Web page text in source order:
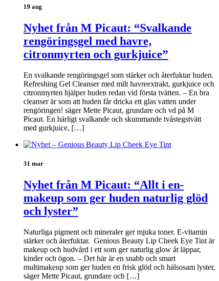
19 aug
Nyhet från M Picaut: “Svalkande
rengöringsgel med havre,
citronmyrten och gurkjuice”
En svalkande rengöringsgel som stärker och återfuktar huden.
Refreshing Gel Cleanser med milt havreextrakt, gurkjuice och
citronmyrten hjälper huden redan vid första tvätten. – En bra
cleanser är som att huden får dricka ett glas vatten under
rengöringen! säger Mette Picaut, grundare och vd på M
Picaut. En härligt svalkande och skummande tvåstegstvätt
med gurkjuice, […]
31 mar
Nyhet från M Picaut: “Allt i en-
makeup som ger huden naturlig glöd
och lyster”
Naturliga pigment och mineraler ger mjuka toner. E-vitamin
stärker och återfuktar. Genious Beauty Lip Cheek Eye Tint är
makeup och hudvård i ett som ger naturlig glow åt läppar,
kinder och ögon. – Det här är en snabb och smart
multimakeup som ger huden en frisk glöd och hälsosam lyster,
säger Mette Picaut, grundare och […]